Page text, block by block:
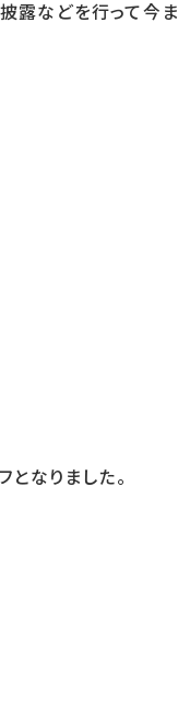
露などを行って今ま
なりました。